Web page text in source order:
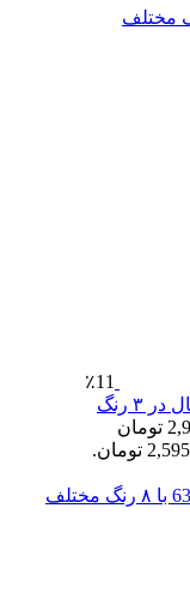
٪11
رنگ
قیمت اصلی: 2,900,000 تومان